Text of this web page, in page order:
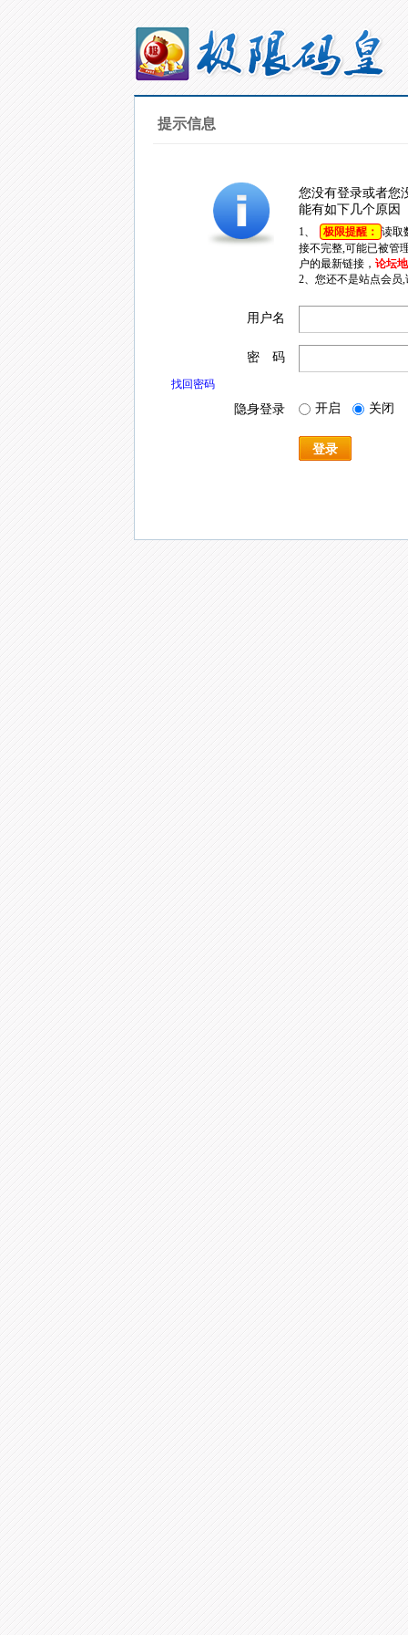
提示信息
您没有登录或者您
能有如下几个原因
1、 极限提醒： 读取
接不完整,可能已被管
户的最新链接， 论坛
2、您还不是站点会员
用户名
密 码
找回密码
隐身登录 开启 关闭
登录